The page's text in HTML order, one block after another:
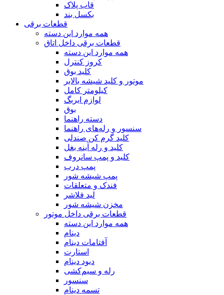
قاب پلاک
بکسل بند
قطعات برقی
همه موارد این دسته
قطعات برقی داخل اتاق
همه موارد این دسته
کروز کنترل
کلید بوق
موتور و کلید شیشه بالابر
کیلومتر کامل
لوازم ایربگ
بوق
دسته راهنما
سنسور و رله‌های راهنما
کلید گرم کن صندلی
کلید و رله آینه بغل
کلید و پمپ سانروف
پمپ درب
پمپ شیشه شور
فندک و متعلقات
لید فلاشر
مخزن شیشه شور
قطعات برقی داخل موتور
همه موارد این دسته
دینام
آفتامات دینام
استارت
دیود دینام
رله و سیم‌کشی
سنسور
تسمه‌‌ دینام